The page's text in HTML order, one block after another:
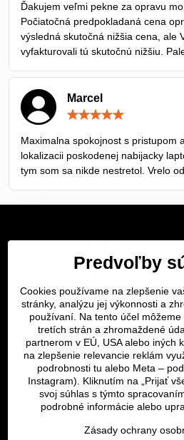
5
Ďakujem veľmi pekne za opravu
Počiatočná predpokladaná cena
výsledná skutočná nižšia cena, ale
vyfakturovali tú skutočnú nižšiu.
Marcel
5
Maximalna spokojnost s pristupom
lokalizacii poskodenej nabijacky
tym som sa nikde nestretol. Vrelo
Servis Bratislava
Servis Košice
Dôležité odkazy
SERVIS KURIÉROM
Servis a oprava |
Predvoľby
Cookies používame na zlepšenie
stránky, analýzu jej výkonnosti a
používaní. Na tento účel
tretích strán a zhromaždené
partnerom v EÚ, USA alebo iných
na zlepšenie relevancie reklám
podrobnosti tu alebo Meta –
Instagram). Kliknutím na „Prijať
svoj súhlas s týmto
podrobné informácie alebo
Zásady ochrany